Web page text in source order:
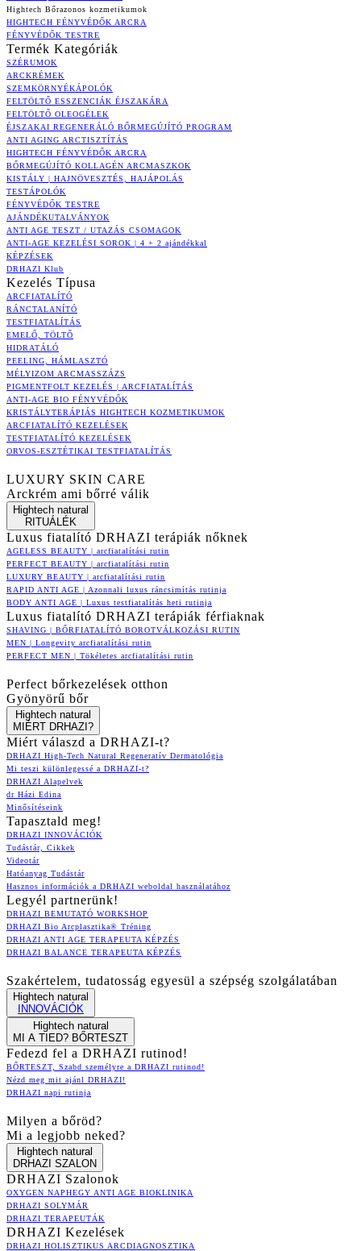
Hightech Bőrazonos kozmetikumok
HIGHTECH FÉNYVÉDŐK ARCRA
FÉNYVÉDŐK TESTRE
Termék Kategóriák
SZÉRUMOK
ARCKRÉMEK
SZEMKÖRNYÉKÁPOLÓK
FELTÖLTŐ ESSZENCIÁK ÉJSZAKÁRA
FELTÖLTŐ OLEOGÉLEK
ÉJSZAKAI REGENERÁLÓ BŐRMEGÚJÍTÓ PROGRAM
ANTI AGING ARCTISZTÍTÁS
HIGHTECH FÉNYVÉDŐK ARCRA
BŐRMEGÚJÍTÓ KOLLAGÉN ARCMASZKOK
KISTÁLY | HAJNÖVESZTÉS, HAJÁPOLÁS
TESTÁPOLÓK
FÉNYVÉDŐK TESTRE
AJÁNDÉKUTALVÁNYOK
ANTI AGE TESZT / UTAZÁS CSOMAGOK
ANTI-AGE KEZELÉSI SOROK | 4 + 2 ajándékkal
KÉPZÉSEK
DRHAZI Klub
Kezelés Típusa
ARCFIATALÍTÓ
RÁNCTALANÍTÓ
TESTFIATALÍTÁS
EMELŐ, TÖLTŐ
HIDRATÁLÓ
PEELING, HÁMLASZTÓ
MÉLYIZOM ARCMASSZÁZS
PIGMENTFOLT KEZELÉS | ARCFIATALÍTÁS
ANTI-AGE BIO FÉNYVÉDŐK
KRISTÁLYTERÁPIÁS HIGHTECH KOZMETIKUMOK
ARCFIATALÍTÓ KEZELÉSEK
TESTFIATALÍTÓ KEZELÉSEK
ORVOS-ESZTÉTIKAI TESTFIATALÍTÁS
LUXURY SKIN CARE
Arckrém ami bőrré válik
Hightech natural
RITUÁLÉK
Luxus fiatalító DRHAZI terápiák nőknek
AGELESS BEAUTY | arcfiatalítási rutin
PERFECT BEAUTY | arcfiatalítási rutin
LUXURY BEAUTY | arcfiatalítási rutin
RAPID ANTI AGE | Azonnali luxus ráncsimítás rutinja
BODY ANTI AGE | Luxus testfiatalítás heti rutinja
Luxus fiatalító DRHAZI terápiák férfiaknak
SHAVING | BŐRFIATALÍTÓ BOROTVÁLKOZÁSI RUTIN
MEN | Longevity arcfiatalítási rutin
PERFECT MEN | Tökéletes arcfiatalítási rutin
Perfect bőrkezelések otthon
Gyönyörű bőr
Hightech natural
MIÉRT DRHAZI?
Miért válaszd a DRHAZI-t?
DRHAZI High-Tech Natural Regeneratív Dermatológia
Mi teszi különlegessé a DRHAZI-t?
DRHAZI Alapelvek
dr Házi Edina
Minősítéseink
Tapasztald meg!
DRHAZI INNOVÁCIÓK
Tudástár, Cikkek
Videotár
Hatóanyag Tudástár
Hasznos információk a DRHAZI weboldal használatához
Legyél partnerünk!
DRHAZI BEMUTATÓ WORKSHOP
DRHAZI Bio Arcplasztika® Tréning
DRHAZI ANTI AGE TERAPEUTA KÉPZÉS
DRHAZI BALANCE TERAPEUTA KÉPZÉS
Szakértelem, tudatosság egyesül a szépség szolgálatában
Hightech natural
INNOVÁCIÓK
Hightech natural
MI A TIED? BŐRTESZT
Fedezd fel a DRHAZI rutinod!
BŐRTESZT, Szabd személyre a DRHAZI rutinod!
Nézd meg mit ajánl DRHAZI!
DRHAZI napi rutinja
Milyen a bőröd?
Mi a legjobb neked?
Hightech natural
DRHAZI SZALON
DRHAZI Szalonok
OXYGEN NAPHEGY ANTI AGE BIOKLINIKA
DRHAZI SOLYMÁR
DRHAZI TERAPEUTÁK
DRHAZI Kezelések
DRHAZI HOLISZTIKUS ARCDIAGNOSZTIKA